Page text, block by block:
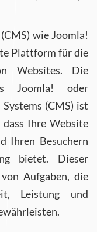
wie Joomla!
Plattform für die
Websites. Die
Joomla! oder
(CMS) ist
dass Ihre Website
Ihren Besuchern
bietet. Dieser
Aufgaben, die
Leistung und